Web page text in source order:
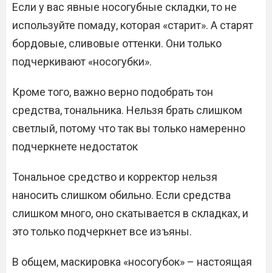
Если у вас явные носогубные складки, то не
используйте помаду, которая «старит». А старят
бордовые, сливовые оттенки. Они только
подчеркивают «носогубки».
Кроме того, важно верно подобрать тон
средства, тональника. Нельзя брать слишком
светлый, потому что так вы только намеренно
подчеркнете недостаток
Тональное средство и корректор нельзя
наносить слишком обильно. Если средства
слишком много, оно скатывается в складках, и
это только подчеркнет все изъяны.
В общем, маскировка «носогубок» – настоящая